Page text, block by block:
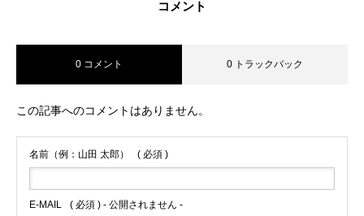
コメント
0 コメント 0 トラックバック
この記事へのコメントはありません。
名前（例：山田 太郎） ( 必須 )
E-MAIL ( 必須 ) - 公開されません -